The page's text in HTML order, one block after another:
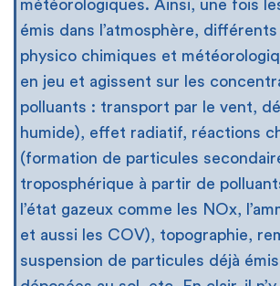
météorologiques. Ainsi, une fois
émis dans l’atmosphère,
physico chimiques et
en jeu et agissent sur les
polluants : transport par le vent,
humide), effet radiatif, réactions
(formation de particules
troposphérique à partir de
l’état gazeux comme les NOx,
et aussi les COV), topographie,
suspension de particules déjà